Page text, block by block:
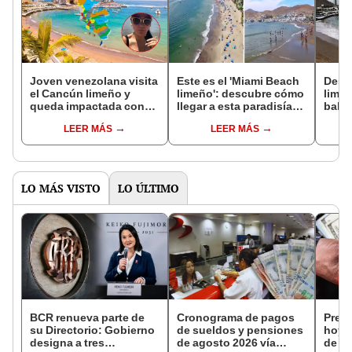
Joven venezolana visita
el Cancún limeño y
queda impactada con
turquesas: “Es una
playa súper pituca”
LEER MÁS
Este es el 'Miami Beach
limeño': descubre cómo
llegar a esta paradisíaca
cristalinas cerca de
Lima con poco
LEER MÁS
LO MÁS VISTO LO ÚLTIMO
BCR renueva parte de
su Directorio: Gobierno
designa a tres
Cronograma de pagos
de sueldos y pensiones
de agosto 2026 vía
hoy,
de